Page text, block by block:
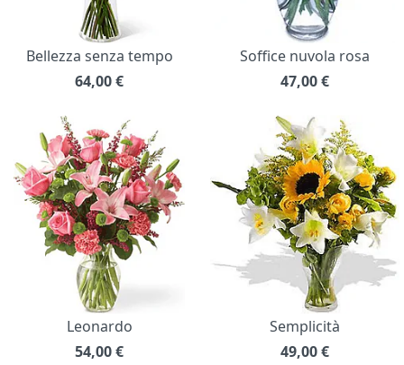
Bellezza senza tempo
64,00€
Soffice nuvola rosa
47,00€
Leonardo
54,00€
Semplicità
49,00€